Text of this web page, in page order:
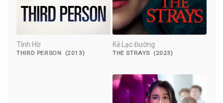
Tình Hờ
THIRD PERSON (2013)
Kẻ Lạc Đường
THE STRAYS (2023)